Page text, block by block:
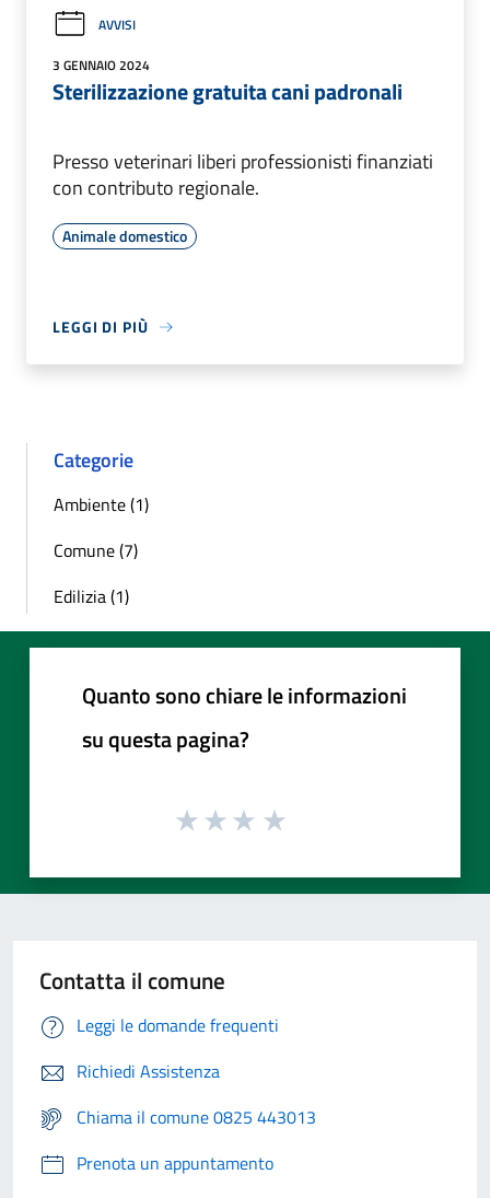
AVVISI
3 GENNAIO 2024
Sterilizzazione gratuita cani padronali
Presso veterinari liberi professionisti finanziati
con contributo regionale.
Animale domestico
LEGGI DI PIÙ
Categorie
Ambiente (1)
Comune (7)
Edilizia (1)
Quanto sono chiare le informazioni
su questa pagina?
Contatta il comune
Leggi le domande frequenti
Richiedi Assistenza
Chiama il comune 0825 443013
Prenota un appuntamento